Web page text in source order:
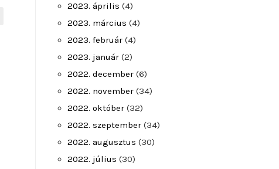
2023. április (4)
2023. március (4)
2023. február (4)
2023. január (2)
2022. december (6)
2022. november (34)
2022. október (32)
2022. szeptember (34)
2022. augusztus (30)
2022. július (30)